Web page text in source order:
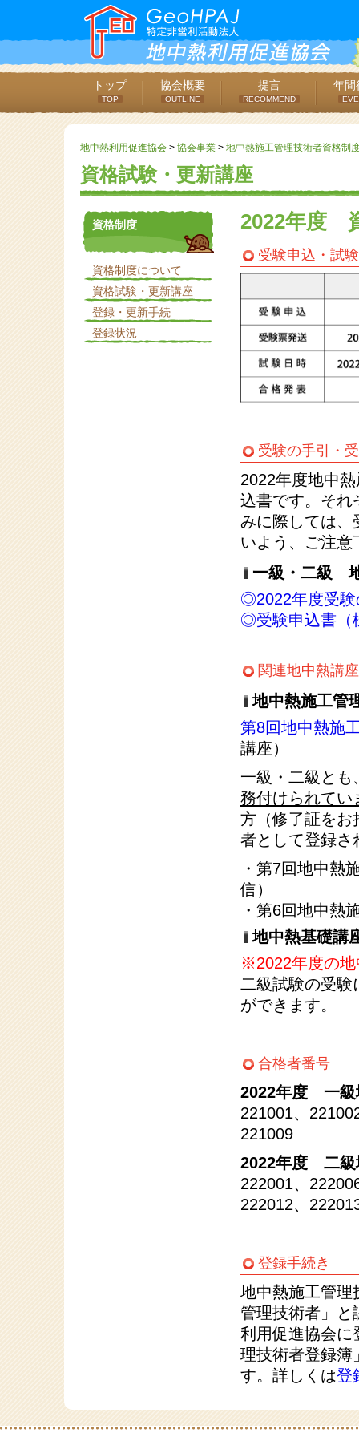
トップ
TOP
協会概要
OUTLINE
提言
RECOMMEND
年間
地中熱利用促進協会 > 協会事業 > 地中熱施工管理技術者資格制
資格試験・更新講座
2022年度
受験申込・試
受験の手引・
2022年度地中
込書です。それ
みに際しては、
いよう、ご注意
一級・二級
◎2022年度受験
◎受験申込書（
関連地中熱講座
地中熱施工管
第8回地中熱施
講座）
一級・二級とも
務付けられてい
方（修了証をお
者として登録さ
・第7回地中熱
信）
・第6回地中熱
地中熱基礎講
※2022年度の地
二級試験の受験
ができます。
合格者番号
2022年度 一級
221001、
221009
2022年度 二級
222001、
222012、
登録手続き
地中熱施工管理
管理技術者」と
利用促進協会に
理技術者登録簿
す。詳しくは登
資格制度
資格制度について
資格試験・更新講座
登録・更新手続
登録状況